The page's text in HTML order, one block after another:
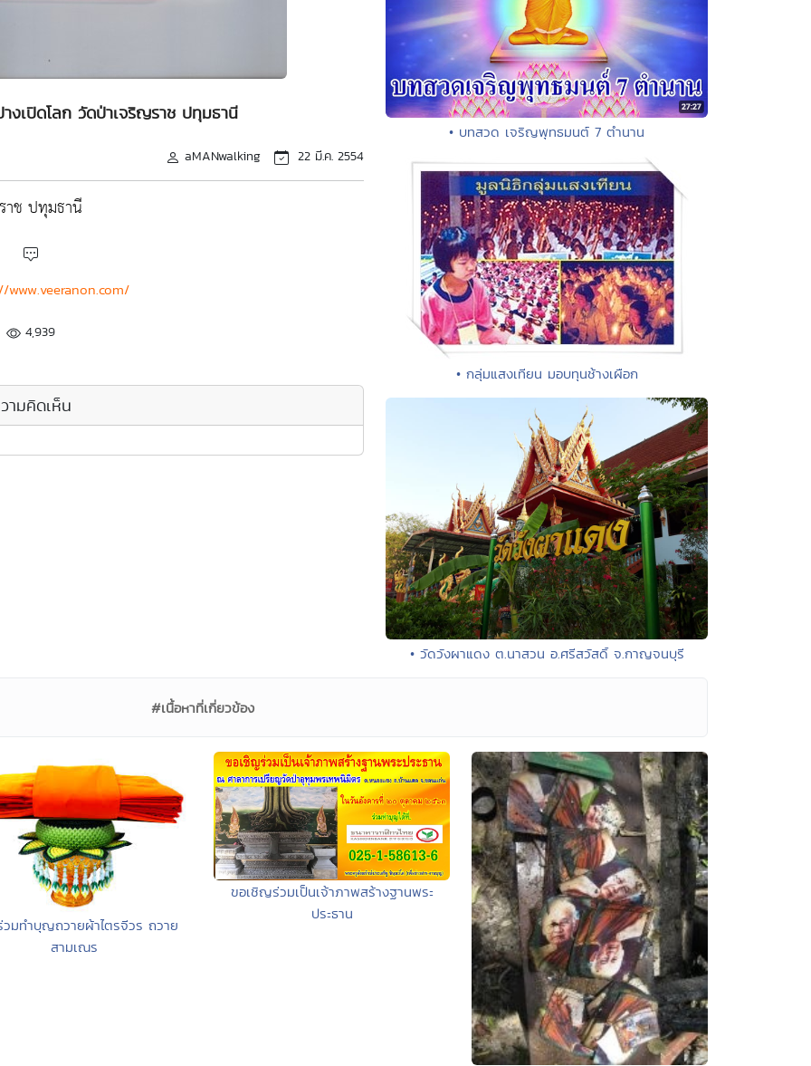
างเปิดโลก วัดป่าเจริญราช ปทุมธานี
aMANwalking 22 มี.ค. 2554
าช ปทุมธานี
www.veeranon.com/
4,939
ามคิดเห็น
• บทสวด เจริญพุทธมนต์ 7 ตำนาน
• กลุ่มแสงเทียน มอบทุนช้างเผือก
• วัดวังผาแดง ต.นาสวน อ.ศรีสวัสดิ์ จ.กาญจนบุรี
#เนื้อหาที่เกี่ยวข้อง
มทำบุญถวายผ้าไตรจีวร ถวาย
สามเณร
ขอเชิญร่วมเป็นเจ้าภาพสร้างฐานพระ
ประธาน